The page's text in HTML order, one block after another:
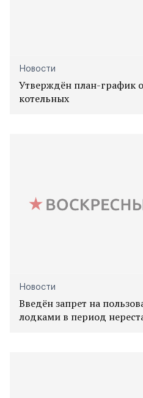
Новости
Утверждён план-график
котельных
Новости
Введён запрет на
лодками в период